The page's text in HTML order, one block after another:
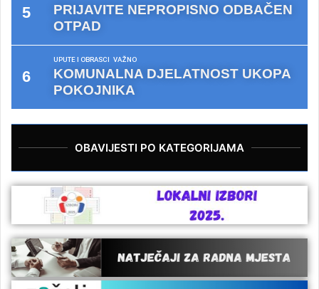
PRIJAVITE NEPROPISNO ODBAČEN
OTPAD
UPUTE I OBRASCI VAŽNO
KOMUNALNA DJELATNOST UKOPA
POKOJNIKA
OBAVIJESTI PO KATEGORIJAMA